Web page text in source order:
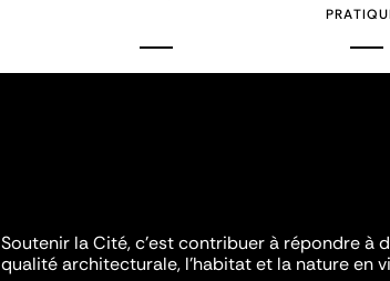
Soutenir la Cité, c'est contribuer à répondre à
qualité architecturale, l'habitat et la nature en